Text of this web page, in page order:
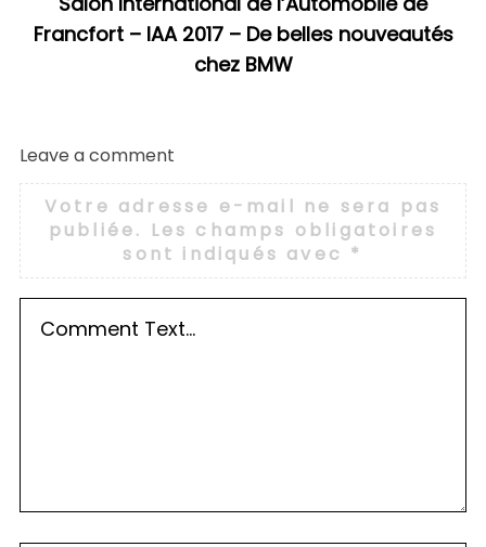
Francfort – IAA 2017 – De belles nouveautés
chez BMW
Leave a comment
Votre adresse e-mail ne sera pas
publiée. Les champs obligatoires
sont indiqués avec *